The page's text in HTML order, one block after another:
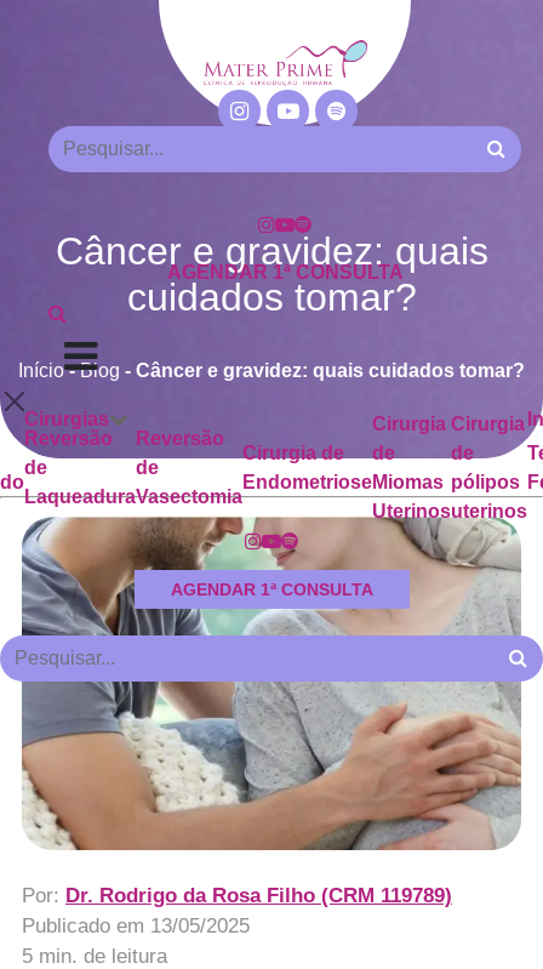
AGENDAR 1ª CONSULTA
Cirurgias
Reversão
de
Laqueadura
Reversão
de
Vasectomia
Cirurgia de
Endometriose
Cirurgia
de
Miomas
Uterinos
Cirurgia
de
pólipos
uterinos
AGENDAR 1ª CONSULTA
Câncer e gravidez: quais
cuidados tomar?
Início-Blog - Câncer e gravidez: quais cuidados tomar?
Por: Dr. Rodrigo da Rosa Filho (CRM 119789)
Publicado em 13/05/2025
5 min. de leitura